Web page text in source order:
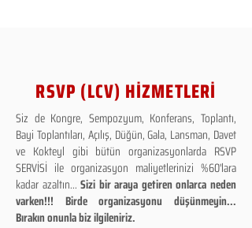
RSVP (LCV) HİZMETLERİ
Siz de Kongre, Sempozyum, Konferans, Toplantı,
Bayi Toplantıları, Açılış, Düğün, Gala, Lansman, Davet
ve Kokteyl gibi bütün organizasyonlarda RSVP
SERVİSİ ile organizasyon maliyetlerinizi %60'lara
kadar azaltın...Sizi bir araya getiren onlarca neden
varken!!! Birde organizasyonu düşünmeyin...
Bırakın onunla biz ilgileniriz.